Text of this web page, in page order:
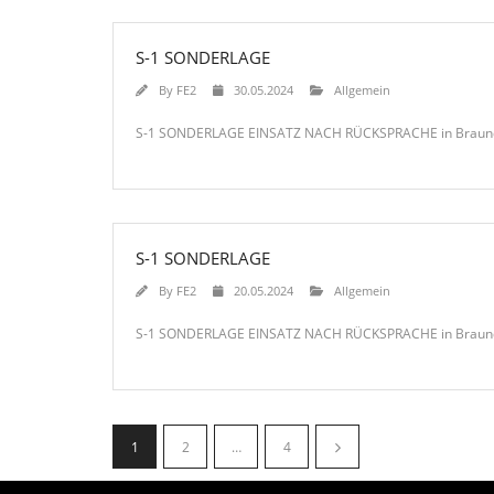
S-1 SONDERLAGE
By FE2 30.05.2024 Allgemein
S-1 SONDERLAGE EINSATZ NACH RÜCKSPRACHE in
S-1 SONDERLAGE
By FE2 20.05.2024 Allgemein
S-1 SONDERLAGE EINSATZ NACH RÜCKSPRACHE in
1 2 … 4